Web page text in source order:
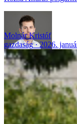
Molnár Kristóf
gazdaság
2026.